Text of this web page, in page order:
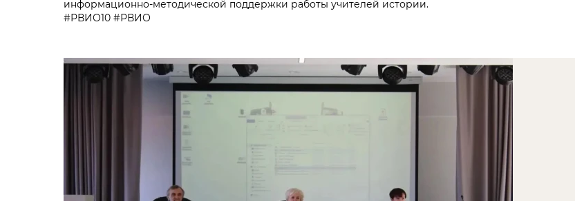
информационно-методической поддержки работы учителей истории.
#РВИО10 #РВИО